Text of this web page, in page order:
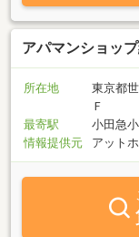
ルドシート有)にてご
来店下さい。
アパマンショッ
所在地
東京都
Ｆ
最寄駅
小田急
情報提供元
アット